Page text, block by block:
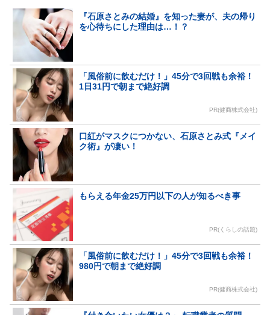
『石原さとみの結婚』を知った妻が、夫の帰り
を心待ちにした理由は…！？
「風俗前に飲むだけ！」45分で3回戦も余裕！
1日31円で朝まで絶好調
PR(健商株式会社)
口紅がマスクにつかない、石原さとみ式『メイ
ク術』が凄い！
もらえる年金25万円以下の人が知るべき事
PR(くらしの話題)
「風俗前に飲むだけ！」45分で3回戦も余裕！
980円で朝まで絶好調
PR(健商株式会社)